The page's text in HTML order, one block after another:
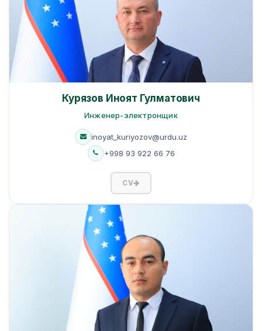
Курязов Иноят Гулматович
Инженер-электронщик
inoyat_kuriyozov@urdu.uz
+998 93 922 66 76
CV